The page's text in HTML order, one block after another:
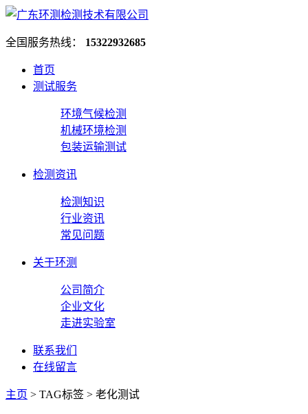
全国服务热线： 15322932685
首页
测试服务
环境气候检测
机械环境检测
包装运输测试
检测资讯
检测知识
行业资讯
常见问题
关于环测
公司简介
企业文化
走进实验室
联系我们
在线留言
主页 > TAG标签 > 老化测试